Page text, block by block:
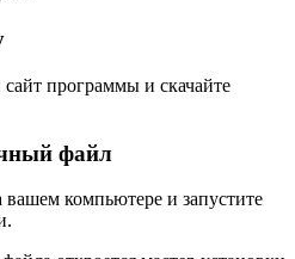
программы и скачайте
файл
компьютере и запустите